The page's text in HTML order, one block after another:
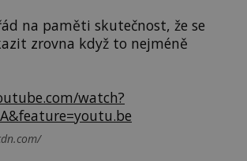
na paměti skutečnost, že se
zrovna když to nejméně
watch?